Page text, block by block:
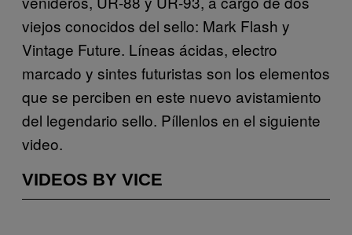
viejos conocidos del sello: Mark Flash y
Vintage Future. Líneas ácidas, electro
marcado y sintes futuristas son los elementos
que se perciben en este nuevo avistamiento
del legendario sello. Píllenlos en el siguiente
video.
VIDEOS BY VICE